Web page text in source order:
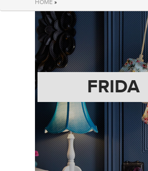
HOME »
FRIDA